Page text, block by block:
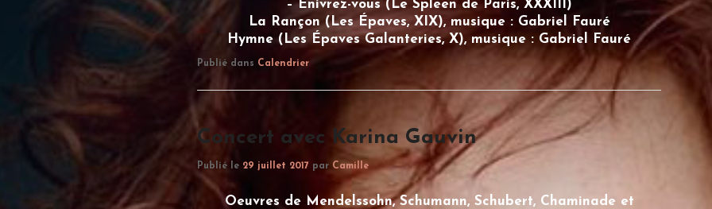
– Enivrez-vous (Le Spleen de Paris, XXXIII)
La Rançon (Les Épaves, XIX), musique : Gabriel Fauré
Hymne (Les Épaves Galanteries, X), musique : Gabriel Fauré
Publié dans Calendrier
Concert avec Karina Gauvin
Publié le 29 juillet 2017 par Camille
Oeuvres de Mendelssohn, Schumann, Schubert, Chaminade et